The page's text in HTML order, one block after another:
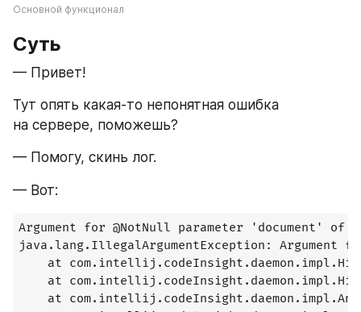
Основной функционал
Суть
— Привет!
Тут опять какая-то непонятная ошибка
на сервере, поможешь?
— Помогу, скинь лог.
— Вот:
Argument for @NotNull parameter 'document'
java.lang.IllegalArgumentException: Argument